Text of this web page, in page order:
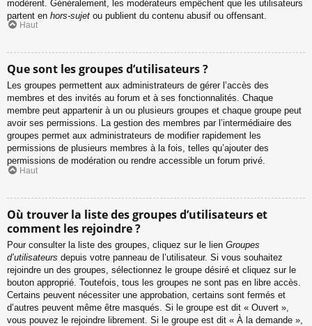
modèrent. Généralement, les modérateurs empêchent que les utilisateurs
partent en hors-sujet ou publient du contenu abusif ou offensant.
Haut
Que sont les groupes d’utilisateurs ?
Les groupes permettent aux administrateurs de gérer l’accès des
membres et des invités au forum et à ses fonctionnalités. Chaque
membre peut appartenir à un ou plusieurs groupes et chaque groupe peut
avoir ses permissions. La gestion des membres par l’intermédiaire des
groupes permet aux administrateurs de modifier rapidement les
permissions de plusieurs membres à la fois, telles qu’ajouter des
permissions de modération ou rendre accessible un forum privé.
Haut
Où trouver la liste des groupes d’utilisateurs et
comment les rejoindre ?
Pour consulter la liste des groupes, cliquez sur le lien Groupes
d’utilisateurs depuis votre panneau de l’utilisateur. Si vous souhaitez
rejoindre un des groupes, sélectionnez le groupe désiré et cliquez sur le
bouton approprié. Toutefois, tous les groupes ne sont pas en libre accès.
Certains peuvent nécessiter une approbation, certains sont fermés et
d’autres peuvent même être masqués. Si le groupe est dit « Ouvert »,
vous pouvez le rejoindre librement. Si le groupe est dit « À la demande »,